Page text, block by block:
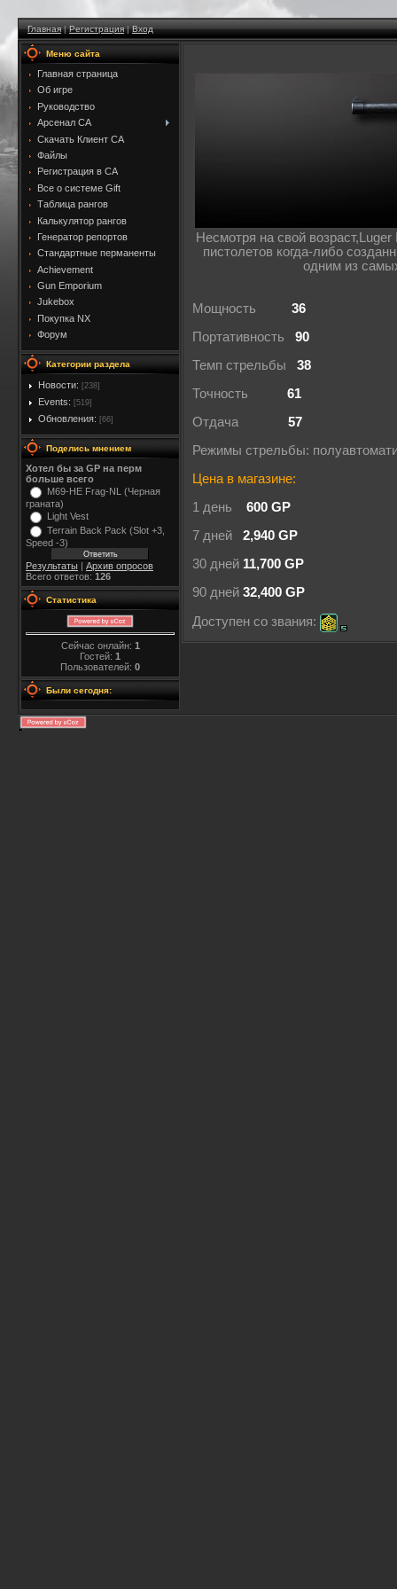
Главная|Регистрация|Вход
Меню сайта
Главная страница
Об игре
Руководство
Арсенал CA
Скачать Клиент CA
Файлы
Регистрация в CA
Все о системе Gift
Таблица рангов
Калькулятор рангов
Генератор репортов
Стандартные перманенты
Achievement
Gun Emporium
Jukebox
Покупка NX
Форум
Категории раздела
Новости: [238]
Events: [519]
Обновления: [66]
Поделись мнением
Хотел бы за GP на перм
больше всего
M69-HE Frag-NL (Черная
граната)
Light Vest
Terrain Back Pack (Slot +3,
Speed -3)
Результаты | Архив опросов
Всего ответов: 126
Статистика
Сейчас онлайн: 1
Гостей: 1
Пользователей: 0
Были сегодня:
Несмотря на свой
пистолетов когда-либо
одним из
Мощность 36
Портативность 90
Темп стрельбы 38
Точность 61
Отдача 57
Режимы стрельбы:
Цена в магазине:
1 день
600 GP
7 дней 2,940 GP
30 дней 11,700 GP
90 дней 32,400 GP
Доступен со звания: